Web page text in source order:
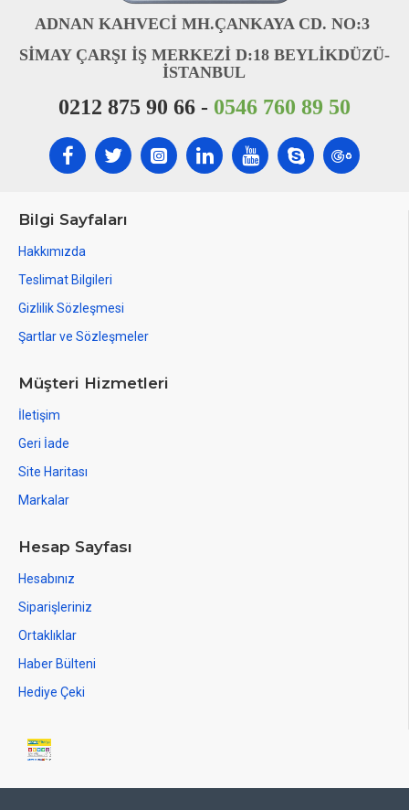
ADNAN KAHVECİ MH.ÇANKAYA CD. NO:3
SİMAY ÇARŞI İŞ MERKEZİ D:18 BEYLİKDÜZÜ-
İSTANBUL
0212 875 90 66 - 0546 760 89 50
Bilgi Sayfaları
Hakkımızda
Teslimat Bilgileri
Gizlilik Sözleşmesi
Şartlar ve Sözleşmeler
Müşteri Hizmetleri
İletişim
Geri İade
Site Haritası
Markalar
Hesap Sayfası
Hesabınız
Siparişleriniz
Ortaklıklar
Haber Bülteni
Hediye Çeki